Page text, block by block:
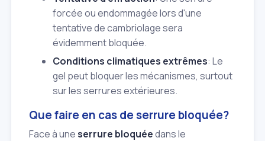
forcée ou endommagée lors d'une
tentative de cambriolage sera
évidemment bloquée.
Conditions climatiques extrêmes: Le
gel peut bloquer les mécanismes, surtout
sur les serrures extérieures.
Que faire en cas de serrure bloquée?
Face à uneserrure bloquéedans le